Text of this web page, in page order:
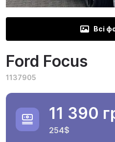
Всі
Ford Focus
1137905
11 390
254$